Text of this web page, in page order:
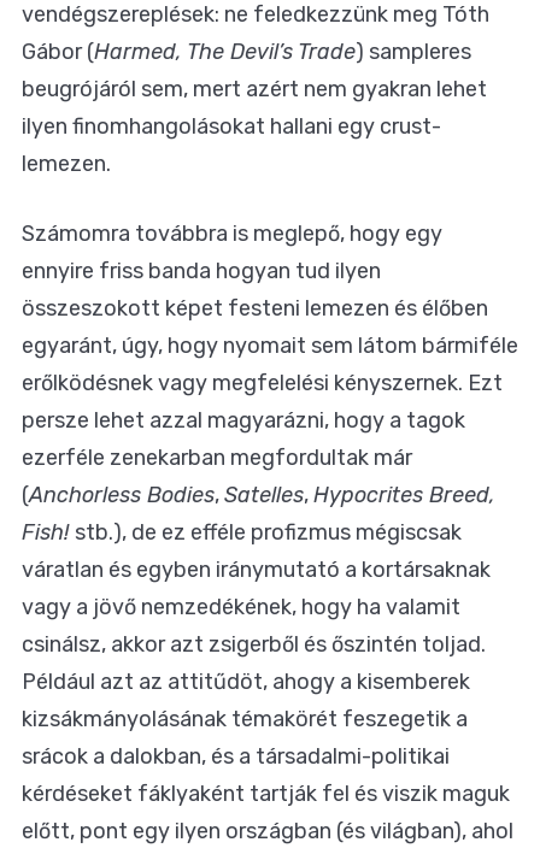
vendégszereplések: ne feledkezzünk meg Tóth
Gábor (Harmed, The Devil’s Trade) sampleres
beugrójáról sem, mert azért nem gyakran lehet
ilyen finomhangolásokat hallani egy crust-
lemezen.
Számomra továbbra is meglepő, hogy egy
ennyire friss banda hogyan tud ilyen
összeszokott képet festeni lemezen és élőben
egyaránt, úgy, hogy nyomait sem látom bármiféle
erőlködésnek vagy megfelelési kényszernek. Ezt
persze lehet azzal magyarázni, hogy a tagok
ezerféle zenekarban megfordultak már
(Anchorless Bodies,Satelles,Hypocrites Breed,
Fish! stb.), de ez efféle profizmus mégiscsak
váratlan és egyben iránymutató a kortársaknak
vagy a jövő nemzedékének, hogy ha valamit
csinálsz, akkor azt zsigerből és őszintén toljad.
Például azt az attitűdöt, ahogy a kisemberek
kizsákmányolásának témakörét feszegetik a
srácok a dalokban, és a társadalmi-politikai
kérdéseket fáklyaként tartják fel és viszik maguk
előtt, pont egy ilyen országban (és világban), ahol